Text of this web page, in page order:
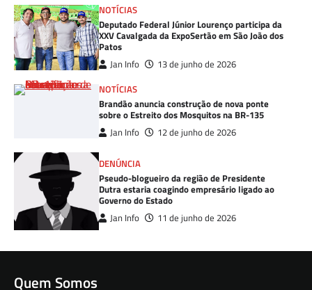
NOTÍCIAS
Deputado Federal Júnior Lourenço participa da
XXV Cavalgada da ExpoSertão em São João dos
Patos
Jan Info
13 de junho de 2026
NOTÍCIAS
Brandão anuncia construção de nova ponte
sobre o Estreito dos Mosquitos na BR-135
Jan Info 12 de junho de 2026
DENÚNCIA
Pseudo-blogueiro da região de Presidente
Dutra estaria coagindo empresário ligado ao
Governo do Estado
Jan Info 11 de junho de 2026
Quem Somos